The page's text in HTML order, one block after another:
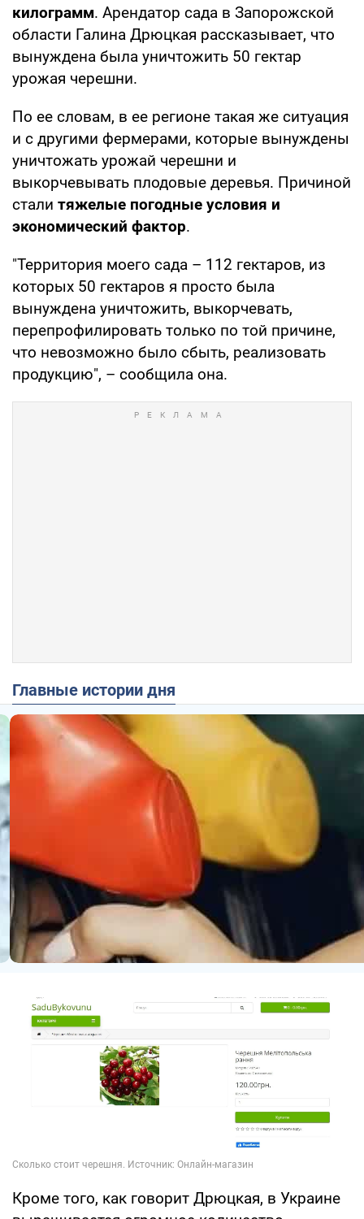
килограмм. Арендатор сада в Запорожской
области Галина Дрюцкая рассказывает, что
вынуждена была уничтожить 50 гектар
урожая черешни.
По ее словам, в ее регионе такая же ситуация
и с другими фермерами, которые вынуждены
уничтожать урожай черешни и
выкорчевывать плодовые деревья. Причиной
стали тяжелые погодные условия и
экономический фактор.
"Территория моего сада – 112 гектаров, из
которых 50 гектаров я просто была
вынуждена уничтожить, выкорчевать,
перепрофилировать только по той причине,
что невозможно было сбыть, реализовать
продукцию", – сообщила она.
Главные истории дня
Кроме того, как говорит Дрюцкая, в Украине